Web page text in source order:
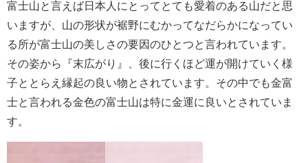
富士山と言えば日本人にとってとても愛着のある山だと思
いますが、山の形状が裾野にむかってなだらかになってい
る所が富士山の美しさの要因のひとつと言われています。
その姿から『末広がり』、後に行くほど運が開けていく様
子ととらえ縁起の良い物とされています。その中でも金富
士と言われる金色の富士山は特に金運に良いとされていま
す。